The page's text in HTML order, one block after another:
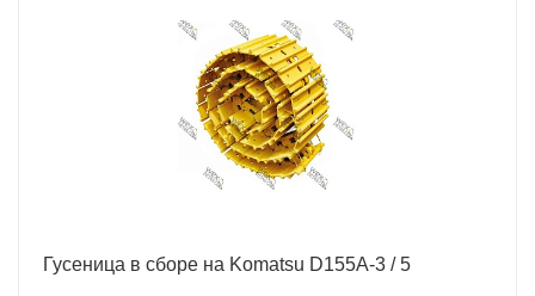
Гусеница в сборе на Komatsu D155A-3 / 5